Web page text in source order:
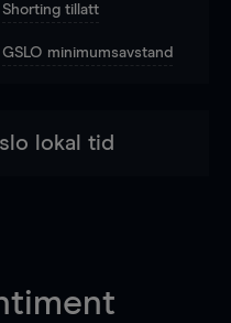
Shorting tillatt
GSLO minimumsavstand
lokal tid